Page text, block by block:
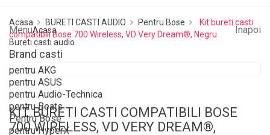
Menu Inapoi
Acasa
Bureti casti audio
Brand casti
pentru AKG
pentru ASUS
pentru Audio-Technica
pentru Beats
Pentru Bose
pentru HyperX
Acasa BURETI CASTI AUDIO Pentru Bose
Kit bureti casti
compatibili Bose 700 Wireless, VD Very Dream®, Negru
KIT BURETI CASTI COMPATIBILI BOSE
700 WIRELESS, VD VERY DREAM®,